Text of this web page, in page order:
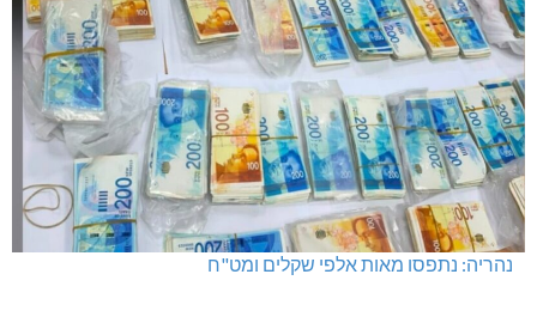
מועדון "פסק זמן" בגלריה הלבנה